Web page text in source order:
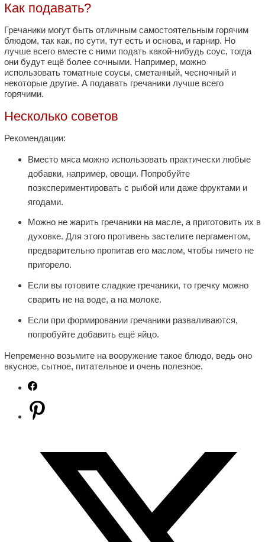
Как подавать?
Гречаники могут быть отличным самостоятельным горячим
блюдом, так как, по сути, тут есть и основа, и гарнир. Но
лучше всего вместе с ними подать какой-нибудь соус, тогда
они будут ещё более сочными. Например, можно
использовать томатные соусы, сметанный, чесночный и
некоторые другие. А подавать гречаники лучше всего
горячими.
Несколько советов
Рекомендации:
Вместо мяса можно использовать практически любые
добавки, например, овощи. Попробуйте
поэкспериментировать с рыбой или даже фруктами и
ягодами.
Можно не жарить гречаники на масле, а приготовить их в
духовке. Для этого противень застелите пергаментом,
предварительно пропитав его маслом, чтобы ничего не
пригорело.
Если вы готовите сладкие гречаники, то гречку можно
сварить не на воде, а на молоке.
Если при формировании гречаники разваливаются,
попробуйте добавить ещё яйцо.
Непременно возьмите на вооружение такое блюдо, ведь оно
вкусное, сытное, питательное и очень полезное.